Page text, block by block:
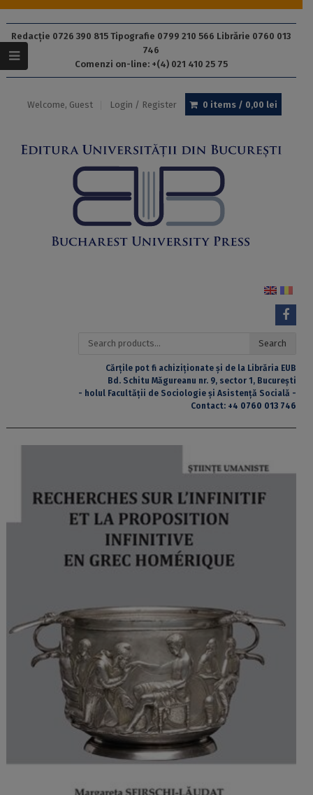
Redacție 0726 390 815 Tipografie 0799 210 566 Librărie 0760 013
746
Comenzi on-line: +(4) 021 410 25 75
Welcome, Guest Login / Register 0 items / 0,00 lei
Search
Search
Cărțile pot fi achiziționate și de la Librăria EUB
Bd. Schitu Măgureanu nr. 9, sector 1, București
- holul Facultății de Sociologie și Asistență Socială -
Contact: +4 0760 013 746